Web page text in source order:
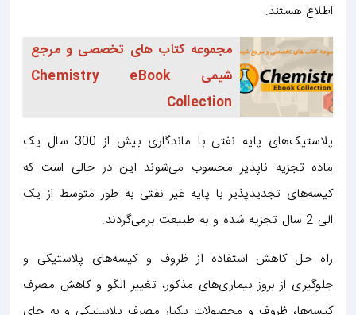
اطلاع هستند.
مجموعه کتاب های تخصصی و مرجع
شیمی Chemistry eBook
Collection
پلاستیک‌های پایه نفتی با ماندگاری بیش از 300 سال یک
ماده تجزیه ناپذیر محسوب می‌شوند این در حالی است که
کیسه‌های تجدیدپذیر با پایه غیر نفتی به طور متوسط از یک
الی 2 سال تجزیه شده و به طبیعت برمی‌گردند.
راه حل کاهش استفاده از ظروف و کیسه‌های پلاستیکی و
جلوگیری از بروز بیماری‌های مذکور، تغییر الگو و کاهش مصرف